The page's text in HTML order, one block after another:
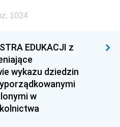
1024
EDUKACJI z
wykazu dziedzin
w